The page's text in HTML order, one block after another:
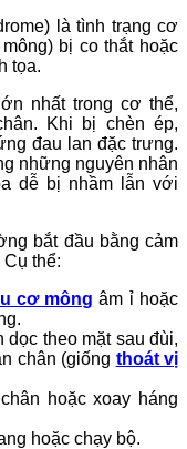
là tình trạng cơ
bị co thắt hoặc
tọa.
nhất trong cơ thể,
Khi bị chèn ép,
đau lan đặc trưng.
những nguyên nhân
dễ bị nhầm lẫn với
bắt đầu bằng cảm
thể:
cơ mông âm ỉ hoặc
dọc theo mặt sau đùi,
chân (giống thoát vị
hoặc xoay háng
hoặc chạy bộ.